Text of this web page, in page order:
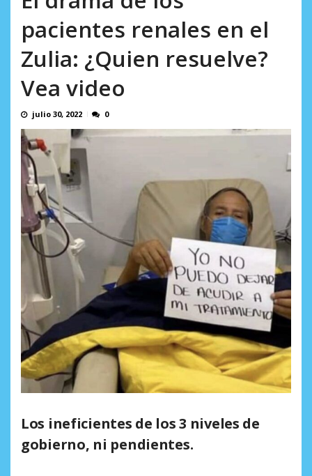
pacientes renales en el
Zulia: ¿Quien resuelve?
Vea video
julio 30, 2022 0
Los ineficientes de los 3 niveles de
gobierno, ni pendientes.